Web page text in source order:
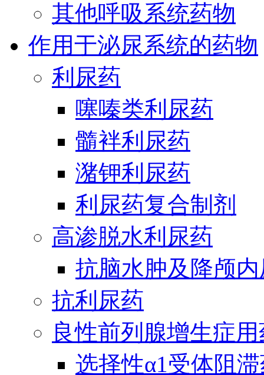
其他呼吸系统药物
作用于泌尿系统的药物
利尿药
噻嗪类利尿药
髓袢利尿药
潴钾利尿药
利尿药复合制剂
高渗脱水利尿药
抗脑水肿及降颅
抗利尿药
良性前列腺增生症
选择性α1受体阻